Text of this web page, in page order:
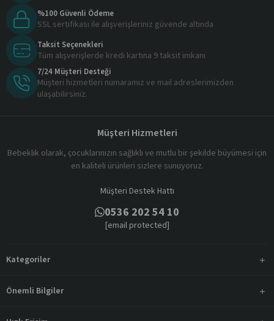
%100 Güvenli Ödeme
SSL sertifikası ile alışverişleriniz güvende altında
Taksit Seçenekleri
Tüm alışverişlerde kredi kartına 9 taksit imkanı
7/24 Müşteri Desteği
Müşteri hizmetleri numaramız ve mail adreslerimizden
ulaşabilirsiniz.
Müşteri Hizmetleri
Bebeklik olarak, çocuklarınızın sağlıklı ve mutlu bir şekilde büyümesi için
en kaliteli ürünleri sizlere sunuyoruz.
Müşteri Destek Hattı
0536 202 54 10
[email protected]
Kategoriler
Önemli Bilgiler